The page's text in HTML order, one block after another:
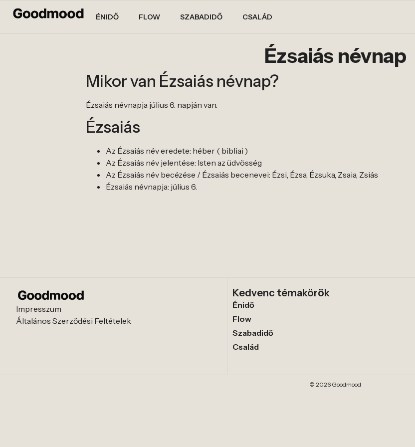
ÉNIDŐ FLOW SZABADIDŐ CSALÁD
Ézsaiás névnap
Mikor van Ézsaiás névnap?
Ézsaiás névnapja július 6. napján van.
Ézsaiás
Az Ézsaiás név eredete: héber ( bibliai )
Az Ézsaiás név jelentése: Isten az üdvösség
Az Ézsaiás név becézése / Ézsaiás becenevei: Ézsi, Ézsa, Ézsuka, Zsaia, Zsiás
Ézsaiás névnapja: július 6.
Impresszum
Általános Szerződési Feltételek
Kedvenc témakörök
Énidő
Flow
Szabadidő
Család
© 2026 Goodmood